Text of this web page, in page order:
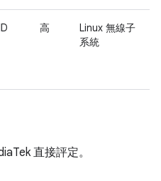
高
Linux 無線子
系統
直接評定。